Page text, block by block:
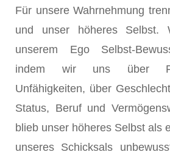
Für unsere Wahrnehmung
und unser höheres Selbst.
unserem Ego Selbst-
indem wir uns über
Unfähigkeiten, über
Status, Beruf und
blieb unser höheres Selbst als
unseres Schicksals